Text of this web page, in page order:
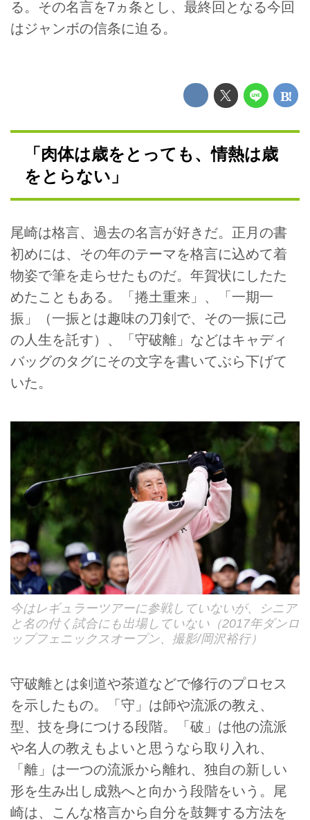
る。その名言を7ヵ条とし、最終回となる今回
はジャンボの信条に迫る。
「肉体は歳をとっても、情熱は歳
をとらない」
尾崎は格言、過去の名言が好きだ。正月の書
初めには、その年のテーマを格言に込めて着
物姿で筆を走らせたものだ。年賀状にしたた
めたこともある。「捲土重来」、「一期一
振」（一振とは趣味の刀剣で、その一振に己
の人生を託す）、「守破離」などはキャディ
バッグのタグにその文字を書いてぶら下げて
いた。
今はレギュラーツアーに参戦していないが、シニア
と名の付く試合にも出場していない（2017年ダンロ
ップフェニックスオープン、撮影/岡沢裕行）
守破離とは剣道や茶道などで修行のプロセス
を示したもの。「守」は師や流派の教え、
型、技を身につける段階。「破」は他の流派
や名人の教えもよいと思うなら取り入れ、
「離」は一つの流派から離れ、独自の新しい
形を生み出し成熟へと向かう段階をいう。尾
崎は、こんな格言から自分を鼓舞する方法を